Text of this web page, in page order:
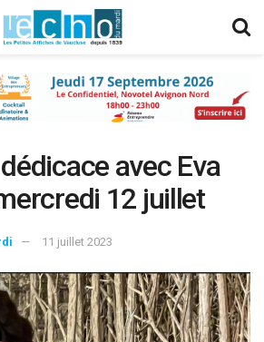
avec Eva
12 juillet
11 juillet 2023